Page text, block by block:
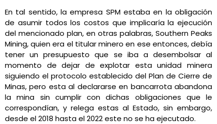
En tal sentido, la empresa SPM estaba en la obligación
de asumir todos los costos que implicaría la ejecución
del mencionado plan, en otras palabras, Southern Peaks
Mining, quien era el titular minero en ese entonces, debía
tener un presupuesto que se iba a desembolsar al
momento de dejar de explotar esta unidad minera
siguiendo el protocolo establecido del Plan de Cierre de
Minas, pero esta al declararse en bancarrota abandona
la mina sin cumplir con dichas obligaciones que le
correspondían, y relega estas al Estado, sin embargo,
desde el 2018 hasta el 2022 este no se ha ejecutado.